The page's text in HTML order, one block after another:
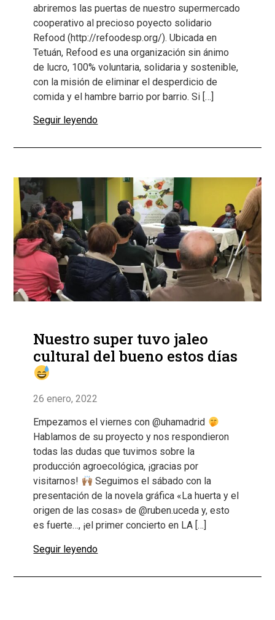
abriremos las puertas de nuestro supermercado
cooperativo al precioso poyecto solidario
Refood (http://refoodesp.org/). Ubicada en
Tetuán, Refood es una organización sin ánimo
de lucro, 100% voluntaria, solidaria y sostenible,
con la misión de eliminar el desperdicio de
comida y el hambre barrio por barrio. Si […]
Seguir leyendo
Nuestro super tuvo jaleo
cultural del bueno estos días
26 enero, 2022
Empezamos el viernes con @uhamadrid
Hablamos de su proyecto y nos respondieron
todas las dudas que tuvimos sobre la
producción agroecológica, ¡gracias por
visitarnos!
Seguimos el sábado con la
presentación de la novela gráfica «La huerta y el
origen de las cosas» de @ruben.uceda y, esto
es fuerte…, ¡el primer concierto en LA […]
Seguir leyendo